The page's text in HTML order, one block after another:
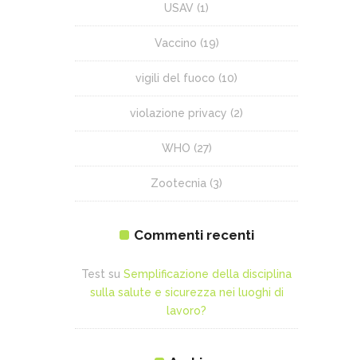
USAV (1)
Vaccino (19)
vigili del fuoco (10)
violazione privacy (2)
WHO (27)
Zootecnia (3)
Commenti recenti
Test su Semplificazione della disciplina
sulla salute e sicurezza nei luoghi di
lavoro?